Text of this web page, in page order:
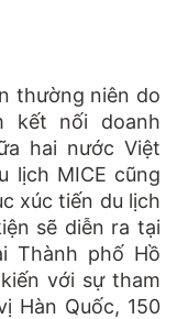
thường niên do
kết nối doanh
hai nước Việt
lịch MICE cũng
xúc tiến du lịch
sẽ diễn ra tại
Thành phố Hồ
với sự tham
Hàn Quốc, 150